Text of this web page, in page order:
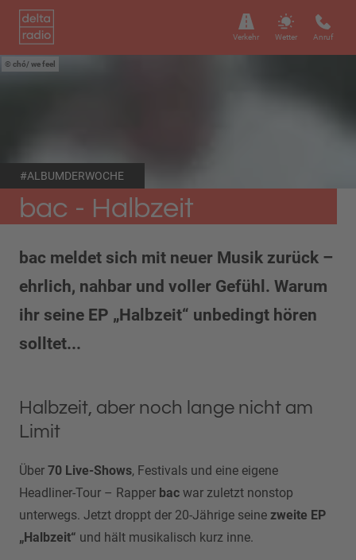
Verkehr Wetter Anruf
chó/ we feel
#ALBUMDERWOCHE
bac - Halbzeit
bac meldet sich mit neuer Musik zurück –
ehrlich, nahbar und voller Gefühl. Warum
ihr seine EP „Halbzeit“ unbedingt hören
solltet...
Halbzeit, aber noch lange nicht am
Limit
Über 70 Live-Shows, Festivals und eine eigene
Headliner-Tour – Rapper bac war zuletzt nonstop
unterwegs. Jetzt droppt der 20-Jährige seine zweite EP
„Halbzeit“ und hält musikalisch kurz inne.